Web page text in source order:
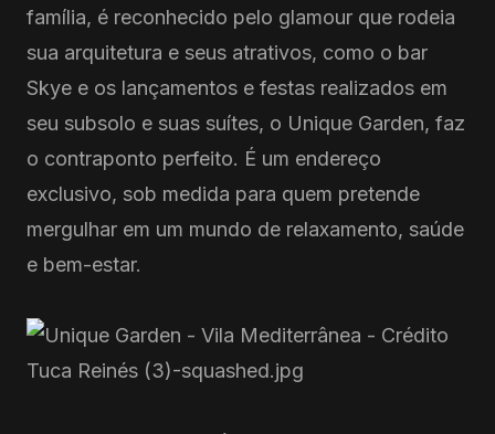
família, é reconhecido pelo glamour que rodeia
sua arquitetura e seus atrativos, como o bar
Skye e os lançamentos e festas realizados em
seu subsolo e suas suítes, o Unique Garden, faz
o contraponto perfeito. É um endereço
exclusivo, sob medida para quem pretende
mergulhar em um mundo de relaxamento, saúde
e bem-estar.